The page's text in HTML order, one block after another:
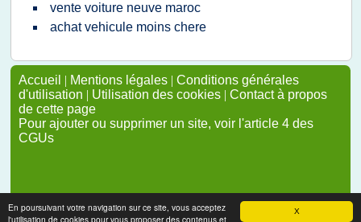
X
En poursuivant votre navigation sur ce site, vous acceptez
l'utilisation de cookies pour vous proposer des contenus et
vente voiture neuve maroc
achat vehicule moins chere
Accueil | Mentions légales | Conditions générales
d'utilisation | Utilisation des cookies | Contact à propos
de cette page
Pour ajouter ou supprimer un site, voir l'article 4 des
CGUs